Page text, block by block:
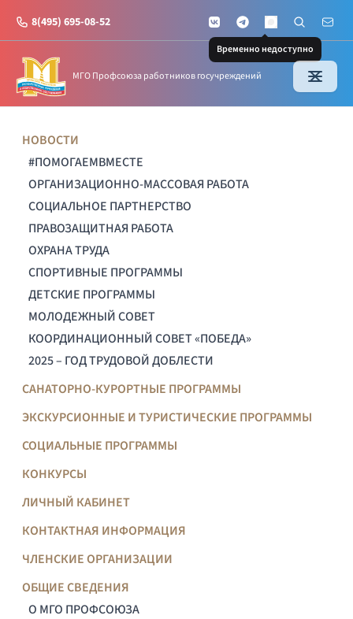
8(495) 695-08-52 VKontakteTelegramMAX
Временно недоступно
Поиск по
Почта
МГО Профсоюза работников госучреждений
НОВОСТИ
#ПОМОГАЕМВМЕСТЕ
ОРГАНИЗАЦИОННО-МАССОВАЯ РАБОТА
СОЦИАЛЬНОЕ ПАРТНЕРСТВО
ПРАВОЗАЩИТНАЯ РАБОТА
ОХРАНА ТРУДА
СПОРТИВНЫЕ ПРОГРАММЫ
ДЕТСКИЕ ПРОГРАММЫ
МОЛОДЕЖНЫЙ СОВЕТ
КООРДИНАЦИОННЫЙ СОВЕТ «ПОБЕДА»
2025 – ГОД ТРУДОВОЙ ДОБЛЕСТИ
САНАТОРНО-КУРОРТНЫЕ ПРОГРАММЫ
ЭКСКУРСИОННЫЕ И ТУРИСТИЧЕСКИЕ ПРОГРАММЫ
СОЦИАЛЬНЫЕ ПРОГРАММЫ
КОНКУРСЫ
ЛИЧНЫЙ КАБИНЕТ
КОНТАКТНАЯ ИНФОРМАЦИЯ
ЧЛЕНСКИЕ ОРГАНИЗАЦИИ
ОБЩИЕ СВЕДЕНИЯ
О МГО ПРОФСОЮЗА